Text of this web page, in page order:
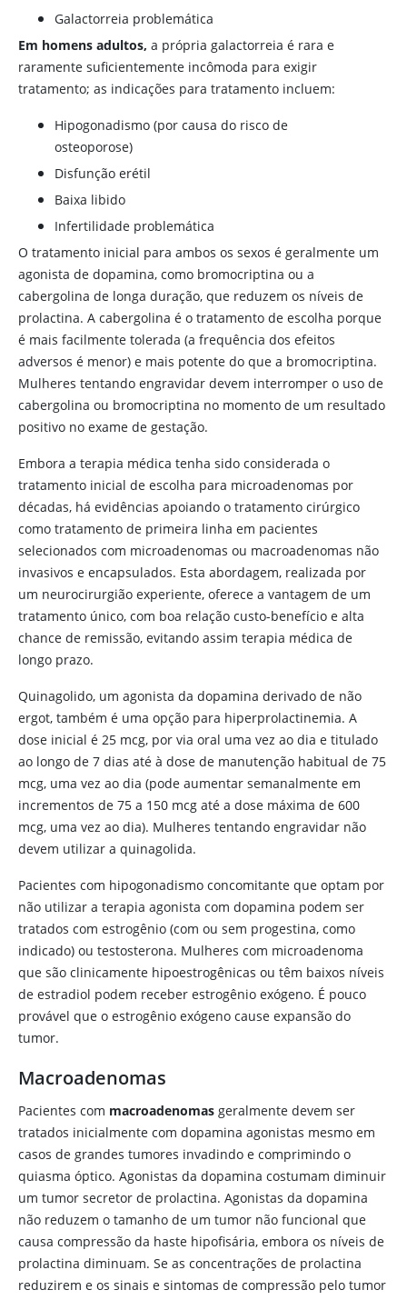
Galactorreia problemática
Em homens adultos, a própria galactorreia é rara e
raramente suficientemente incômoda para exigir
tratamento; as indicações para tratamento incluem:
Hipogonadismo (por causa do risco de
osteoporose)
Disfunção erétil
Baixa libido
Infertilidade problemática
O tratamento inicial para ambos os sexos é geralmente um
agonista de dopamina, como bromocriptina ou a
cabergolina de longa duração, que reduzem os níveis de
prolactina. A cabergolina é o tratamento de escolha porque
é mais facilmente tolerada (a frequência dos efeitos
adversos é menor) e mais potente do que a bromocriptina.
Mulheres tentando engravidar devem interromper o uso de
cabergolina ou bromocriptina no momento de um resultado
positivo no exame de gestação.
Embora a terapia médica tenha sido considerada o
tratamento inicial de escolha para microadenomas por
décadas, há evidências apoiando o tratamento cirúrgico
como tratamento de primeira linha em pacientes
selecionados com microadenomas ou macroadenomas não
invasivos e encapsulados. Esta abordagem, realizada por
um neurocirurgião experiente, oferece a vantagem de um
tratamento único, com boa relação custo-benefício e alta
chance de remissão, evitando assim terapia médica de
longo prazo.
Quinagolido, um agonista da dopamina derivado de não
ergot, também é uma opção para hiperprolactinemia. A
dose inicial é 25 mcg, por via oral uma vez ao dia e titulado
ao longo de 7 dias até à dose de manutenção habitual de 75
mcg, uma vez ao dia (pode aumentar semanalmente em
incrementos de 75 a 150 mcg até a dose máxima de 600
mcg, uma vez ao dia). Mulheres tentando engravidar não
devem utilizar a quinagolida.
Pacientes com hipogonadismo concomitante que optam por
não utilizar a terapia agonista com dopamina podem ser
tratados com estrogênio (com ou sem progestina, como
indicado) ou testosterona. Mulheres com microadenoma
que são clinicamente hipoestrogênicas ou têm baixos níveis
de estradiol podem receber estrogênio exógeno. É pouco
provável que o estrogênio exógeno cause expansão do
tumor.
Macroadenomas
Pacientes com macroadenomas geralmente devem ser
tratados inicialmente com dopamina agonistas mesmo em
casos de grandes tumores invadindo e comprimindo o
quiasma óptico. Agonistas da dopamina costumam diminuir
um tumor secretor de prolactina. Agonistas da dopamina
não reduzem o tamanho de um tumor não funcional que
causa compressão da haste hipofisária, embora os níveis de
prolactina diminuam. Se as concentrações de prolactina
reduzirem e os sinais e sintomas de compressão pelo tumor